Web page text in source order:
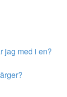
jag med i en?